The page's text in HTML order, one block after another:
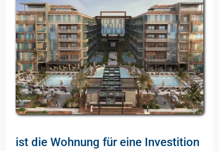
ist die Wohnung für eine Investition